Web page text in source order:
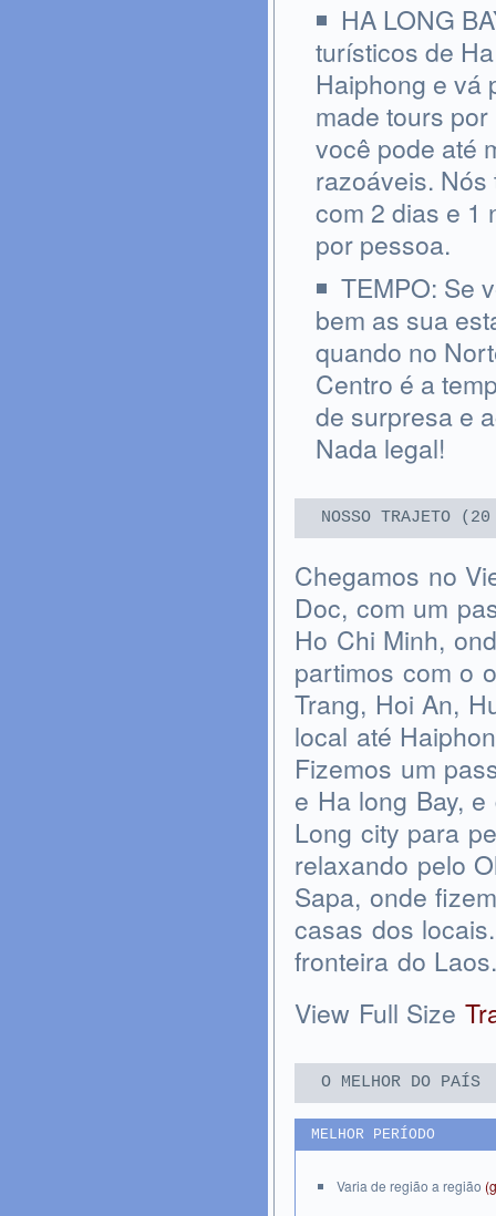
HA LONG
turísticos de
Haiphong e vá
made tours
você pode até
razoáveis.
com 2 dias e 1
por pessoa.
TEMPO: Se
bem as sua
quando no
Centro é a
de surpresa e
Nada legal!
NOSSO TRAJETO
Chegamos no
Doc, com um
Ho Chi Minh,
partimos com o
Trang, Hoi An,
local até
Fizemos um
e Ha long Bay,
Long city para
relaxando pelo
Sapa, onde
casas dos
fronteira do
View Full Size
O MELHOR DO PAÍS
MELHOR PERÍODO
Varia de região a região